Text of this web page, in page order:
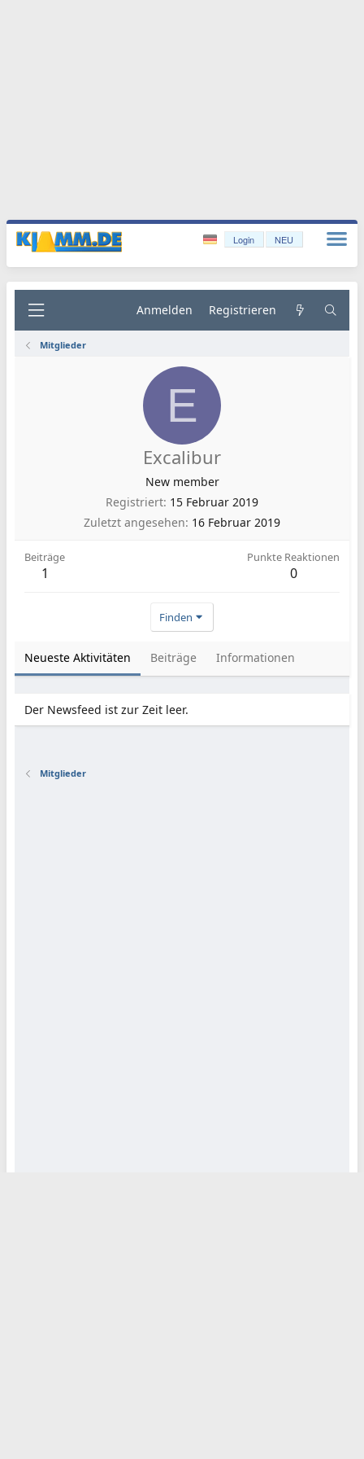
Login NEU
Anmelden Registrieren
Mitglieder
E
Excalibur
New member
Registriert 15 Februar 2019
Zuletzt angesehen 16 Februar 2019
Beiträge
1
Punkte Reaktionen
0
Finden
Neueste Aktivitäten Beiträge Informationen
Der Newsfeed ist zur Zeit leer.
Mitglieder